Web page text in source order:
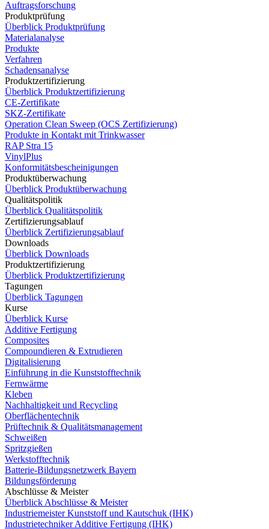
Auftragsforschung
Produktprüfung
Überblick Produktprüfung
Materialanalyse
Produkte
Verfahren
Schadensanalyse
Produktzertifizierung
Überblick Produktzertifizierung
CE-Zertifikate
SKZ-Zertifikate
Operation Clean Sweep (OCS Zertifizierung)
Produkte in Kontakt mit Trinkwasser
RAP Stra 15
VinylPlus
Konformitätsbescheinigungen
Produktüberwachung
Überblick Produktüberwachung
Qualitätspolitik
Überblick Qualitätspolitik
Zertifizierungsablauf
Überblick Zertifizierungsablauf
Downloads
Überblick Downloads
Produktzertifizierung
Überblick Produktzertifizierung
Tagungen
Überblick Tagungen
Kurse
Überblick Kurse
Additive Fertigung
Composites
Compoundieren & Extrudieren
Digitalisierung
Einführung in die Kunststofftechnik
Fernwärme
Kleben
Nachhaltigkeit und Recycling
Oberflächentechnik
Prüftechnik & Qualitätsmanagement
Schweißen
Spritzgießen
Werkstofftechnik
Batterie-Bildungsnetzwerk Bayern
Bildungsförderung
Abschlüsse & Meister
Überblick Abschlüsse & Meister
Industriemeister Kunststoff und Kautschuk (IHK)
Industrietechniker Additive Fertigung (IHK)